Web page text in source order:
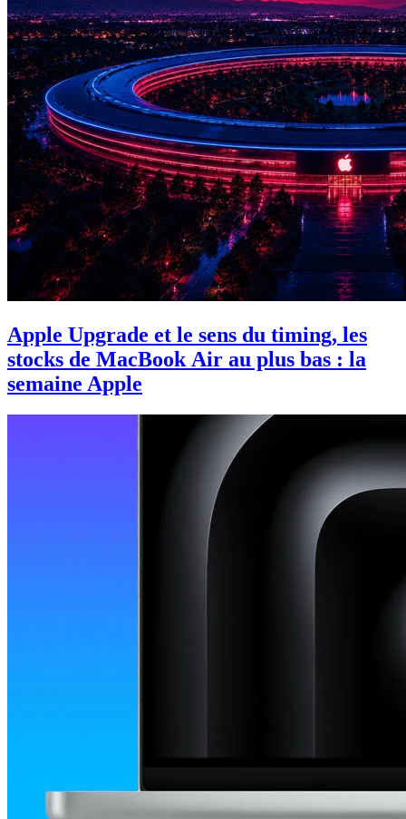
Apple Upgrade et le sens du timing, les
stocks de MacBook Air au plus bas : la
semaine Apple